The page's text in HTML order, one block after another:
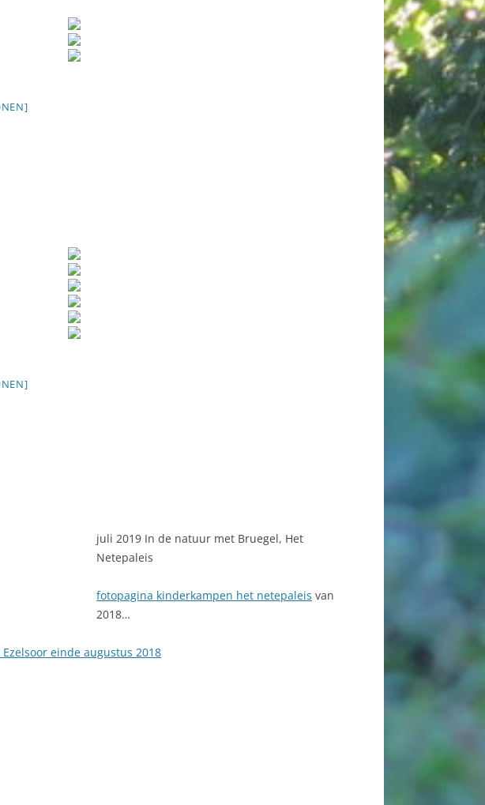
juli 2019 In de natuur met Bruegel, Het
Netepaleis
fotopagina kinderkampen het netepaleis van
2018…
Ezelsoor einde augustus 2018